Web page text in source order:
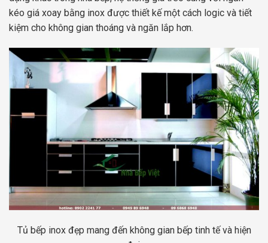
kéo giá xoay bằng inox được thiết kế một cách logic và tiết
kiệm cho không gian thoáng và ngăn lắp hơn.
Tủ bếp inox đẹp mang đến không gian bếp tinh tế và hiện